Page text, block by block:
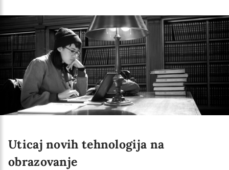
Uticaj novih tehnologija na
obrazovanje
Serbian
English
Interests
The Early Years Blog
Program updates